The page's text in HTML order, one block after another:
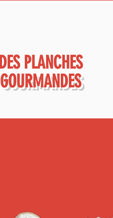
DES PLANCHES
GOURMANDES